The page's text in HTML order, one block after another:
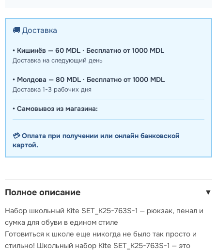
🚚 Доставка
• Кишинёв — 60 MDL · Бесплатно от 1000 MDL
Доставка на следующий день
• Молдова — 80 MDL · Бесплатно от 1000 MDL
Доставка 1-3 рабочих дня
• Самовывоз из магазина:
💳 Оплата при получении или онлайн банковской
картой.
Полное описание ▼
Набор школьный Kite SET_K25-763S-1 — рюкзак, пенал и
сумка для обуви в едином стиле
Готовиться к школе еще никогда не было так просто и
стильно! Школьный набор Kite SET_K25-763S-1 — это